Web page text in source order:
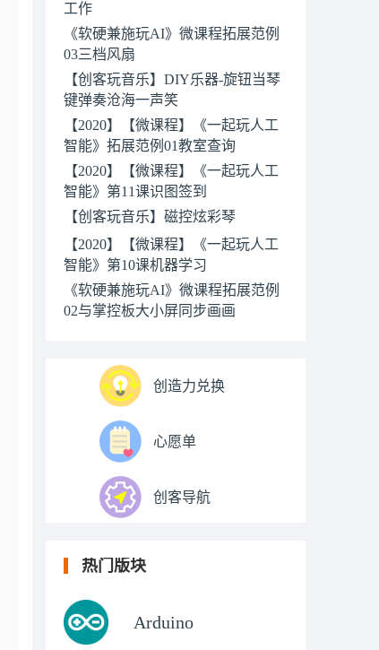
工作
《软硬兼施玩AI》微课程拓展范例
03三档风扇
【创客玩音乐】DIY乐器-旋钮当琴
键弹奏沧海一声笑
【2020】【微课程】《一起玩人工
智能》拓展范例01教室查询
【2020】【微课程】《一起玩人工
智能》第11课识图签到
【创客玩音乐】磁控炫彩琴
【2020】【微课程】《一起玩人工
智能》第10课机器学习
《软硬兼施玩AI》微课程拓展范例
02与掌控板大小屏同步画画
创造力兑换
心愿单
创客导航
热门版块
Arduino